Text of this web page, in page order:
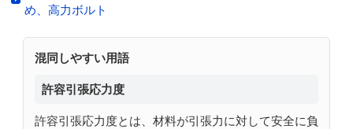
め、高力ボルト
混同しやすい用語
許容引張応力度
許容引張応力度とは、材料が引張力に対して安全に負